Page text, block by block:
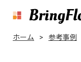
ホーム 参考事例